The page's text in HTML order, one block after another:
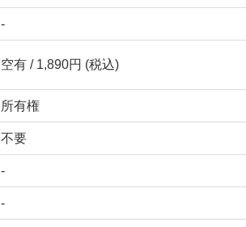
-
空有 / 1,890円 (税込)
所有権
不要
-
-